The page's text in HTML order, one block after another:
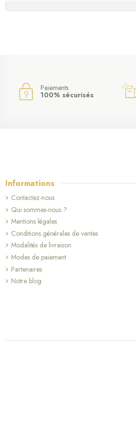
Paiements
100% sécurisés
Informations
Contactez-nous
Qui sommes-nous ?
Mentions légales
Conditions générales de ventes
Modalités de livraison
Modes de paiement
Partenaires
Notre blog